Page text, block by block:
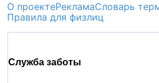
О проектеРекламаСловарь
Правила для физлиц
Служба заботы